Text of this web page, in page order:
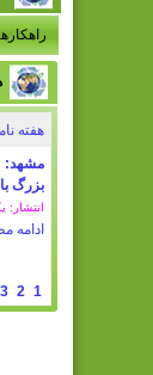
هفته
بزرگ
انتشار: یکشنبه,
ادامه
1
2
3